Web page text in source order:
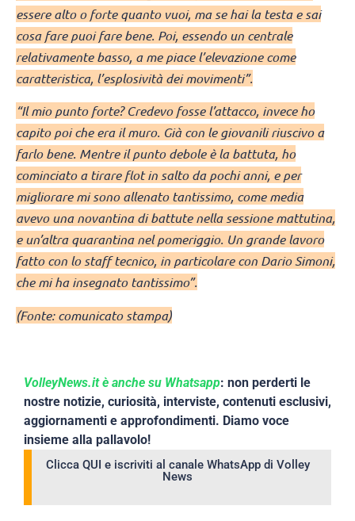
essere alto o forte quanto vuoi, ma se hai la testa e sai
cosa fare puoi fare bene. Poi, essendo un centrale
relativamente basso, a me piace l’elevazione come
caratteristica, l’esplosività dei movimenti”.
“Il mio punto forte? Credevo fosse l’attacco, invece ho
capito poi che era il muro. Già con le giovanili riuscivo a
farlo bene. Mentre il punto debole è la battuta, ho
cominciato a tirare flot in salto da pochi anni, e per
migliorare mi sono allenato tantissimo, come media
avevo una novantina di battute nella sessione mattutina,
e un’altra quarantina nel pomeriggio. Un grande lavoro
fatto con lo staff tecnico, in particolare con Dario Simoni,
che mi ha insegnato tantissimo”.
(Fonte: comunicato stampa)
VolleyNews.it è anche su Whatsapp: non perderti le
nostre notizie, curiosità, interviste, contenuti esclusivi,
aggiornamenti e approfondimenti. Diamo voce
insieme alla pallavolo!
Clicca QUI e iscriviti al canale WhatsApp di Volley
News